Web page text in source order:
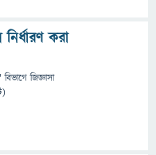
করা
বিভাগে জিজ্ঞাসা